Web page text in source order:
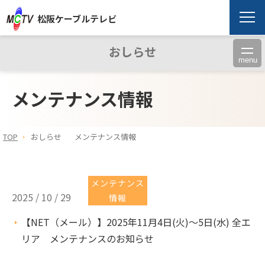
松阪ケーブルテレビ
おしらせ menu
メンテナンス情報
TOP おしらせ メンテナンス情報
2025 / 10 / 29
メンテナンス
情報
【NET（メール）】2025年11月4日(火)～5日(水) 全エ
リア メンテナンスのお知らせ